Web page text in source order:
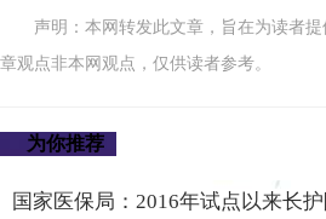
声明：本网转发此文章，旨在为读者
章观点非本网观点，仅供读者参考。
为你推荐
国家医保局：2016年试点以来长